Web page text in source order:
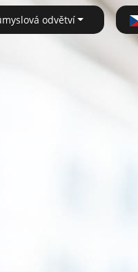
odvětví